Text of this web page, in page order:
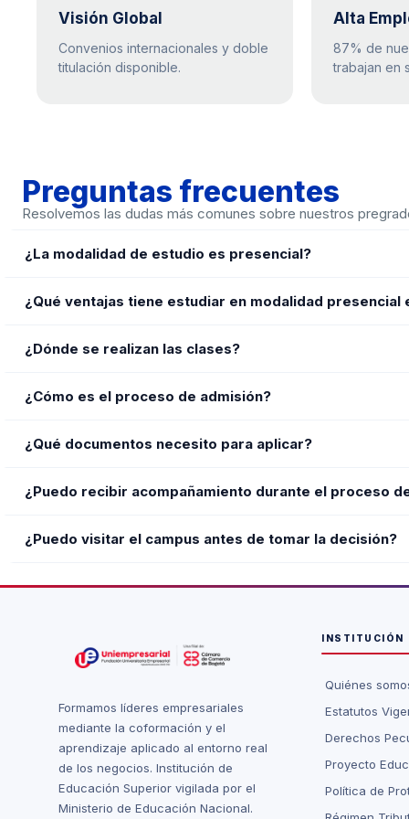
Visión Global
Convenios internacionales y doble
titulación disponible.
Alta
87% de
trabajan en
Preguntas frecuentes
Resolvemos las dudas más comunes sobre nuestros
¿La modalidad de estudio es presencial?
Sí. Los programas se desarrollan en modalidad presencial,
¿Qué ventajas tiene estudiar en modalidad presencial
La modalidad presencial permite aprender haciendo,
¿Dónde se realizan las clases?
Las clases se desarrollan en el campus de Uniempresarial
¿Cómo es el proceso de admisión?
El proceso es sencillo. Debes registrarte en la plataforma
¿Qué documentos necesito para aplicar?
Generalmente necesitarás documento de identidad,
¿Puedo recibir acompañamiento durante el proceso
Sí. Desde el primer contacto contarás con el
¿Puedo visitar el campus antes de tomar la decisión?
Sí. Puedes agendar una visita al campus o participar en
Formamos líderes empresariales
mediante la coformación y el
aprendizaje aplicado al entorno real
de los negocios. Institución de
Educación Superior vigilada por el
Ministerio de Educación Nacional.
INSTITUCIÓN
Quiénes
Estatutos
Derechos
Proyecto
Política de